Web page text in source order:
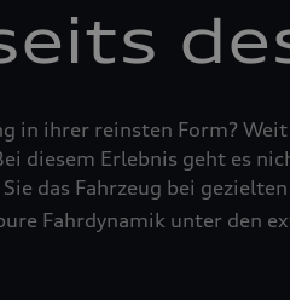
in ihrer reinsten Form?
diesem Erlebnis geht es
das Fahrzeug bei
Fahrdynamik unter den